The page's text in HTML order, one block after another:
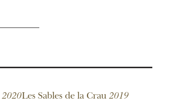
2020Les Sables de la Crau 2019